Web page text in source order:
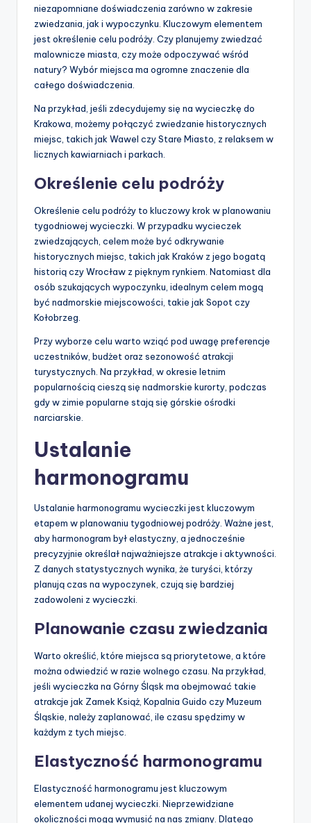
niezapomniane doświadczenia zarówno w zakresie
zwiedzania, jak i wypoczynku. Kluczowym elementem
jest określenie celu podróży. Czy planujemy zwiedzać
malownicze miasta, czy może odpoczywać wśród
natury? Wybór miejsca ma ogromne znaczenie dla
całego doświadczenia.
Na przykład, jeśli zdecydujemy się na wycieczkę do
Krakowa, możemy połączyć zwiedzanie historycznych
miejsc, takich jak Wawel czy Stare Miasto, z relaksem w
licznych kawiarniach i parkach.
Określenie celu podróży
Określenie celu podróży to kluczowy krok w planowaniu
tygodniowej wycieczki. W przypadku wycieczek
zwiedzających, celem może być odkrywanie
historycznych miejsc, takich jak Kraków z jego bogatą
historią czy Wrocław z pięknym rynkiem. Natomiast dla
osób szukających wypoczynku, idealnym celem mogą
być nadmorskie miejscowości, takie jak Sopot czy
Kołobrzeg.
Przy wyborze celu warto wziąć pod uwagę preferencje
uczestników, budżet oraz sezonowość atrakcji
turystycznych. Na przykład, w okresie letnim
popularnością cieszą się nadmorskie kurorty, podczas
gdy w zimie popularne stają się górskie ośrodki
narciarskie.
Ustalanie
harmonogramu
Ustalanie harmonogramu wycieczki jest kluczowym
etapem w planowaniu tygodniowej podróży. Ważne jest,
aby harmonogram był elastyczny, a jednocześnie
precyzyjnie określał najważniejsze atrakcje i aktywności.
Z danych statystycznych wynika, że turyści, którzy
planują czas na wypoczynek, czują się bardziej
zadowoleni z wycieczki.
Planowanie czasu zwiedzania
Warto określić, które miejsca są priorytetowe, a które
można odwiedzić w razie wolnego czasu. Na przykład,
jeśli wycieczka na Górny Śląsk ma obejmować takie
atrakcje jak Zamek Książ, Kopalnia Guido czy Muzeum
Śląskie, należy zaplanować, ile czasu spędzimy w
każdym z tych miejsc.
Elastyczność harmonogramu
Elastyczność harmonogramu jest kluczowym
elementem udanej wycieczki. Nieprzewidziane
okoliczności mogą wymusić na nas zmiany. Dlatego